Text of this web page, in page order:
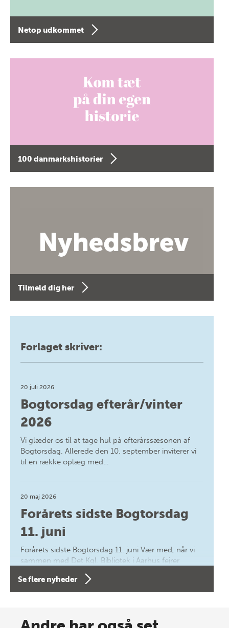
Netop udkommet
100 danmarkshistorier
Tilmeld dig her
Forlaget skriver:
20 juli 2026
Bogtorsdag efterår/vinter
2026
Vi glæder os til at tage hul på efterårssæsonen af
Bogtorsdag. Allerede den 10. september inviterer vi
til en række oplæg med…
20 maj 2026
Forårets sidste Bogtorsdag
11. juni
Forårets sidste Bogtorsdag 11. juni Vær med, når vi
sammen med Det Kgl. Bibliotek i Aarhus fejrer
forfatterne bag vores nyes…
Spar op til 70% til sommer-
Se flere nyheder